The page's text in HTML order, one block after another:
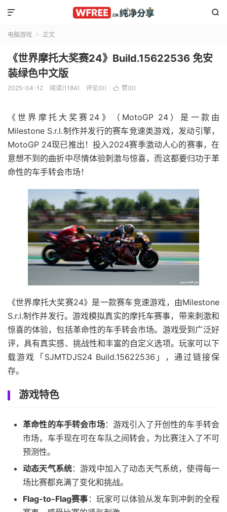


电脑游戏  正文
《世界摩托大奖赛24》Build.15622536 免安
装绿色中文版
2025-04-12 阅读(1184) 评论(0)  赞(0)
《世界摩托大奖赛24》（MotoGP 24）是一款由
Milestone S.r.l.制作并发行的赛车竞速类游戏，发动引擎，
MotoGP 24现已推出！投入2024赛季激动人心的赛事，在
意想不到的曲折中尽情体验刺激与惊喜，而这都要归功于革
命性的车手转会市场！
《世界摩托大奖赛24》是一款赛车竞速游戏，由Milestone
S.r.l.制作并发行。游戏模拟真实的摩托车赛事，带来刺激和
惊喜的体验，包括革命性的车手转会市场。游戏受到广泛好
评，具有真实感、挑战性和丰富的自定义选项。玩家可以下
载游戏「SJMTDJS24 Build.15622536」，通过链接保
存。
游戏特色
革命性的车手转会市场：游戏引入了开创性的车手转会
市场，车手现在可在车队之间转会，为比赛注入了不可
预测性。
动态天气系统：游戏中加入了动态天气系统，使得每一
场比赛都充满了变化和挑战。
Flag-to-Flag赛事 ：玩家可以体验从发车到冲刺的全程